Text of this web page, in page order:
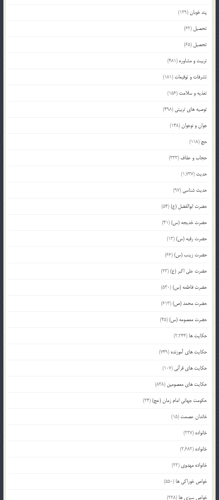
پند خوبان(129)
تحصیل (62)
تحصیل (65)
تربیت و مشاوره (481)
تشرفات و توقیعات (181)
تغذیه و سلامت (156)
توصیه های تربیتی (498)
جوان و نوجوان(148)
حج (118)
حجاب و عفاف (333)
حدیث (1,737)
حدیث شناسی (97)
حضرت ابوالفضل (ع)(54)
حضرت خدیجه (س)(41)
حضرت رقیه (س)(13)
حضرت زینب (س)(66)
حضرت علی اکبر (ع)(23)
حضرت فاطمه (س)(530)
حضرت محمد (ص)(613)
حضرت معصومه (س)(45)
حکایت ها (2,244)
حکایت های آموزنده (749)
حکایت های قرآنی (107)
حکایت های معصومین (838)
حکومت جهانی امام زمان (عج)(24)
خاندان عصمت (15)
خانواده (227)
خانواده (2,682)
خانواده مهدوی (22)
خواص خوراکی ها (550)
خواص سبزی ها (228)